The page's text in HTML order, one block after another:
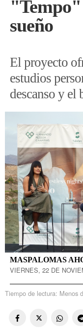
sueño
El proyecto
estudios
descanso y el
MASPALOMAS
VIERNES, 22 DE
Tiempo de lectura: Menos